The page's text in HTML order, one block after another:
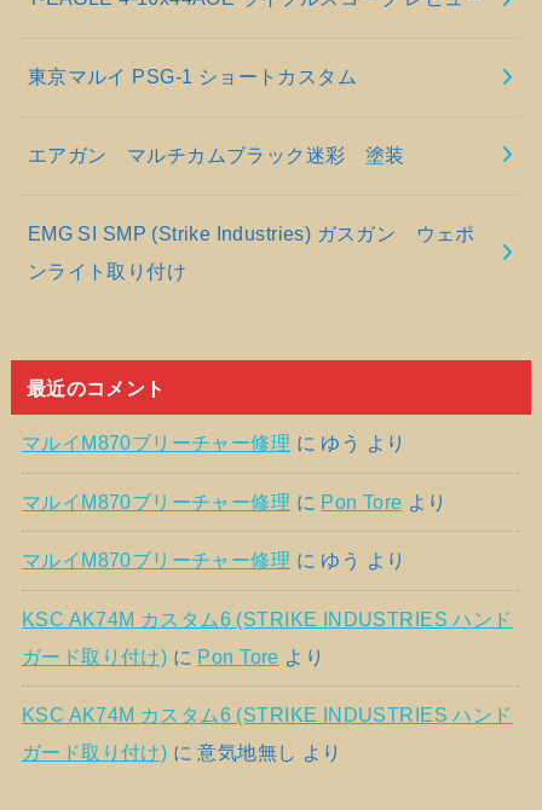
東京マルイ PSG-1 ショートカスタム
エアガン マルチカムブラック迷彩 塗装
EMG SI SMP (Strike Industries) ガスガン ウェポ
ンライト取り付け
最近のコメント
マルイM870ブリーチャー修理 に ゆう より
マルイM870ブリーチャー修理 に Pon Tore より
マルイM870ブリーチャー修理 に ゆう より
KSC AK74M カスタム6 (STRIKE INDUSTRIES ハンド
ガード取り付け) に Pon Tore より
KSC AK74M カスタム6 (STRIKE INDUSTRIES ハンド
ガード取り付け) に意気地無し より